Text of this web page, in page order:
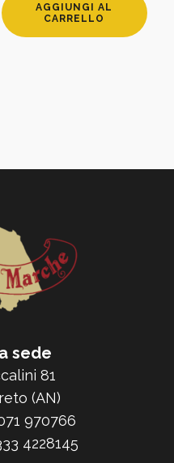
AGGIUNGI AL
CARRELLO
sede
81
(AN)
970766
4228145